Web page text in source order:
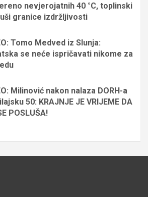
nevjerojatnih 40 °C, toplinski
granice izdržljivosti
Tomo Medved iz Slunja:
se neće ispričavati nikome za
Milinović nakon nalaza DORH-a
50: KRAJNJE JE VRIJEME DA
POSLUŠA!